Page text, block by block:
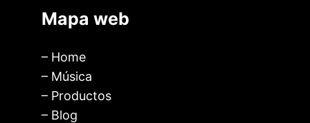
Mapa web
– Home
– Música
– Productos
– Blog